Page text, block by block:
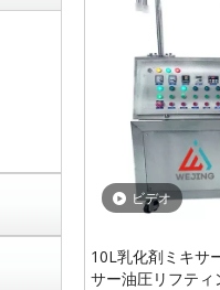
ビデオ
10L乳化剤ミキサ
サー油圧リフティ